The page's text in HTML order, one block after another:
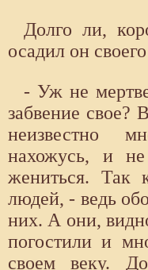
Долго ли,
осадил он
- Уж не
забвение свое?
неизвестно
нахожусь, и
жениться. Так
людей, - ведь
них. А они,
погостили и
своем веку.